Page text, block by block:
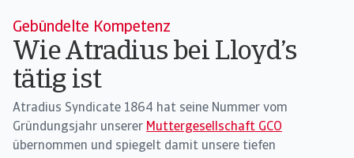
Gebündelte Kompetenz
Wie Atradius bei Lloyd’s
tätig ist
Atradius Syndicate 1864 hat seine Nummer vom
Gründungsjahr unserer Muttergesellschaft GCO
übernommen und spiegelt damit unsere tiefen